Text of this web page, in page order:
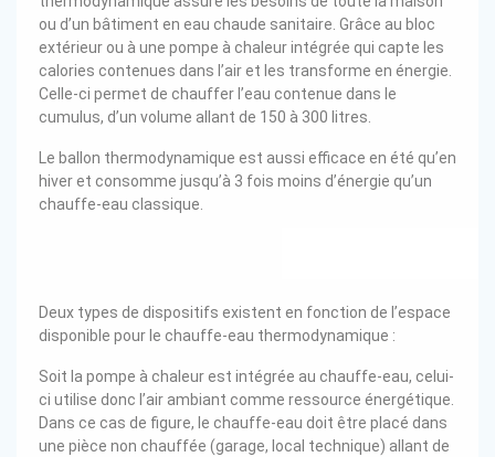
ou d’un bâtiment en eau chaude sanitaire. Grâce au bloc
extérieur ou à une pompe à chaleur intégrée qui capte les
calories contenues dans l’air et les transforme en énergie.
Celle-ci permet de chauffer l’eau contenue dans le
cumulus, d’un volume allant de 150 à 300 litres.
Le ballon thermodynamique est aussi efficace en été qu’en
hiver et consomme jusqu’à 3 fois moins d’énergie qu’un
chauffe-eau classique.
Deux types de dispositifs existent en fonction de l’espace
disponible pour le chauffe-eau thermodynamique :
Soit la pompe à chaleur est intégrée au chauffe-eau, celui-
ci utilise donc l’air ambiant comme ressource énergétique.
Dans ce cas de figure, le chauffe-eau doit être placé dans
une pièce non chauffée (garage, local technique) allant de